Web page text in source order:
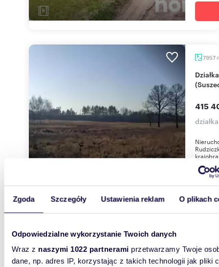
Zgoda Szczegóły Ustawienia reklam O plikach
Odpowiedzialne wykorzystanie Twoich danych
Wraz z naszymi 1022 partnerami przetwarzamy Twoje
dane, np. adres IP, korzystając z takich technologii jak pliki
7957
Działka 7 957 m² z dostępem do drogi i energii
415
Na sprzedaż działka 48 m² z potencjałem